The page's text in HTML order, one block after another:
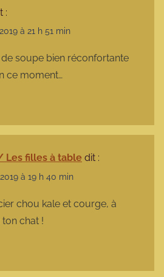
:
à 21 h 51 min
soupe bien réconfortante
ce moment…
Les filles à table dit :
à 19 h 40 min
chou kale et courge, à
ton chat !